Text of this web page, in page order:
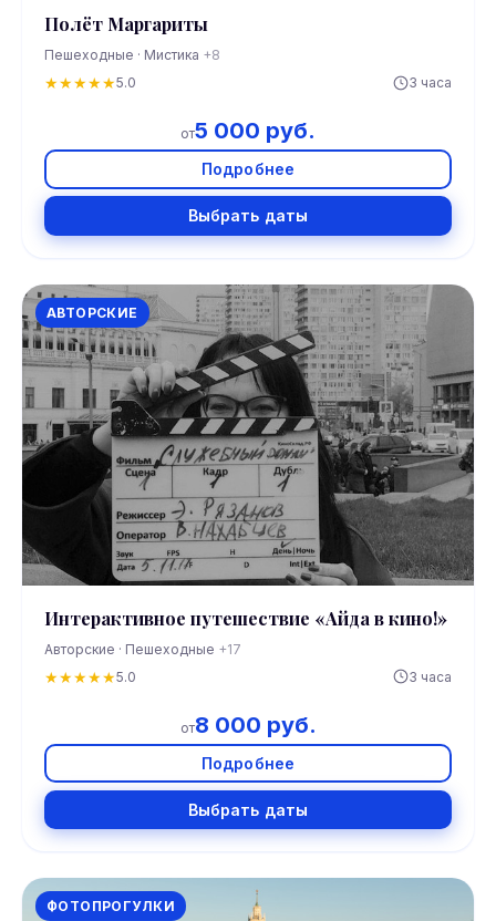
Полёт Маргариты
Пешеходные · Мистика +8
★★★★★5.0 3 часа
от5 000 руб.
Подробнее
Выбрать даты
АВТОРСКИЕ
Интерактивное путешествие «Айда в кино!»
Авторские · Пешеходные +17
★★★★★5.0 3 часа
от8 000 руб.
Подробнее
Выбрать даты
ФОТОПРОГУЛКИ